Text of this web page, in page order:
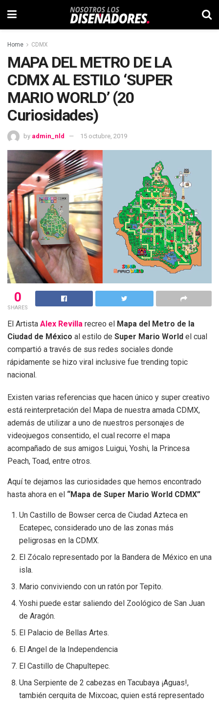
Home CDMX
MAPA DEL METRO DE LA
CDMX AL ESTILO ‘SUPER
MARIO WORLD’ (20
Curiosidades)
by admin_nld 15 octubre, 2019
0
SHARES
El Artista Alex Revilla recreo el Mapa del Metro de la
Ciudad de México al estilo de Super Mario World el cual
compartió a través de sus redes sociales donde
rápidamente se hizo viral inclusive fue trending topic
nacional.
Existen varias referencias que hacen único y super creativo
está reinterpretación del Mapa de nuestra amada CDMX,
además de utilizar a uno de nuestros personajes de
videojuegos consentido, el cual recorre el mapa
acompañado de sus amigos Luigui, Yoshi, la Princesa
Peach, Toad, entre otros.
Aquí te dejamos las curiosidades que hemos encontrado
hasta ahora en el “Mapa de Super Mario World CDMX”
Un Castillo de Bowser cerca de Ciudad Azteca en
Ecatepec, considerado uno de las zonas más
peligrosas en la CDMX.
El Zócalo representado por la Bandera de México en una
isla.
Mario conviviendo con un ratón por Tepito.
Yoshi puede estar saliendo del Zoológico de San Juan
de Aragón.
El Palacio de Bellas Artes.
El Angel de la Independencia
El Castillo de Chapultepec.
Una Serpiente de 2 cabezas en Tacubaya ¡Aguas!,
también cerquita de Mixcoac, quien está representado